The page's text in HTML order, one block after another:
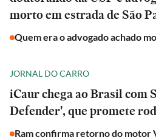
morto em estrada de São
Quem era o advogado achado
JORNAL DO CARRO
iCaur chega ao Brasil com
Defender', que promete
Ram confirma retorno do motor